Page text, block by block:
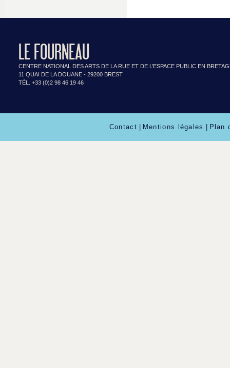
LE FOURNEAU
CENTRE NATIONAL DES ARTS DE LA RUE ET DE L’ESPACE PUBLIC EN
11 QUAI DE LA DOUANE - 29200 BREST
TÉL. +33 (0)2 98 46 19 46
Contact Mentions légales Plan